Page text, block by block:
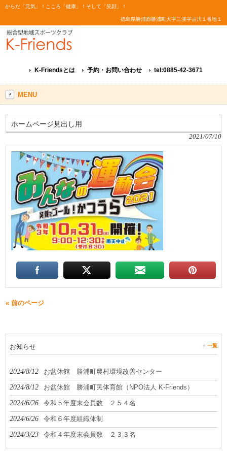
からだ「元気」！こころ「健康」！そして「笑顔」！
徳島県勝浦郡勝浦町大字三溪字古川１番地１
K-Friendsとは 予約・お問い合わせ tel:0885-42-3671
MENU
ホームページ見出し用
2021/07/10
« 前のページ
お知らせ 一覧
2024/8/12 お盆休館 勝浦町農村環境改善センター
2024/8/12 お盆休館 勝浦町民体育館（NPO法人 K-Friends）
2024/6/26 令和５年度末会員数 ２５４名
2024/6/26 令和６年度組織体制
2024/3/23 令和４年度末会員数 ２３３名